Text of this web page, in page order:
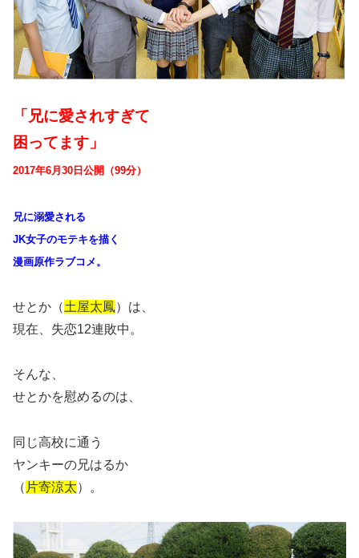
「兄に愛されすぎて
困ってます」
2017年6月30日公開（99分）
兄に溺愛される
JK女子のモテキを描く
漫画原作ラブコメ。
せとか（土屋太鳳）は、
現在、失恋12連敗中。
そんな、
せとかを慰めるのは、
同じ高校に通う
ヤンキーの兄はるか
（ 片寄涼太）。